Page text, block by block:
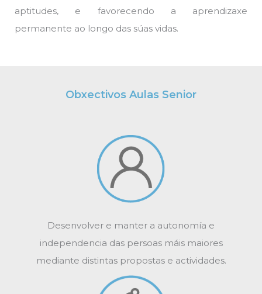
aptitudes, e favorecendo a aprendizaxe
permanente ao longo das súas vidas.
Obxectivos Aulas Senior
Desenvolver e manter a autonomía e
independencia das persoas máis maiores
mediante distintas propostas e actividades.